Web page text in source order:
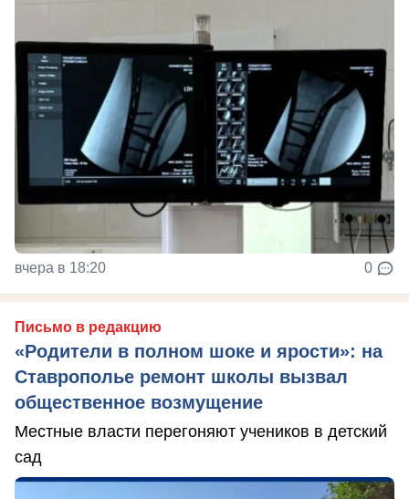
вчера в 18:20 0
Письмо в редакцию
«Родители в полном шоке и ярости»: на
Ставрополье ремонт школы вызвал
общественное возмущение
Местные власти перегоняют учеников в детский
сад